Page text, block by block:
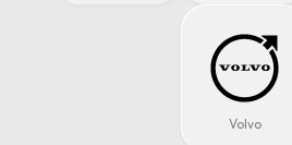
Volvo